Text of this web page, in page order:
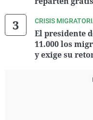
CRISIS
El presidente
11.000 los
y exige su